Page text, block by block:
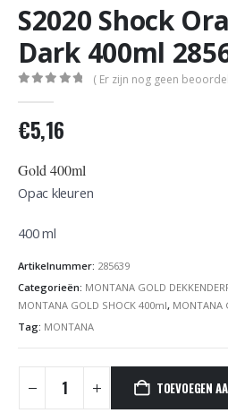
S2020 Shock
Dark 400ml
( Er zijn nog geen
€5,16
Gold 400ml
Opac kleuren
400 ml
Artikelnummer: 285639
Categorieën: MONTANA GOLD
MONTANA GOLD SHOCK 400ml, MONTANA
Tag: MONTANA
TOEVOEGEN